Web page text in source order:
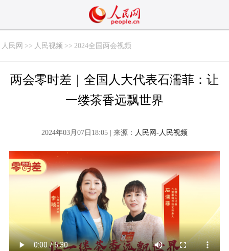
人民网 >> 人民视频 >> 2024全国两会视频
两会零时差｜全国人大代表石濡菲：让
一缕茶香远飘世界
2024年03月07日18:05 | 来源： 人民网-人民视频